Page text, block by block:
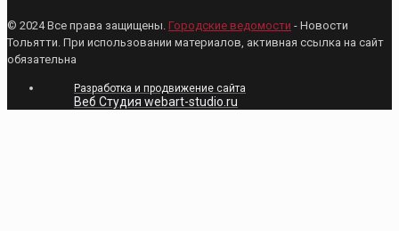
© 2024 Все права защищены. Городские ведомости - Новости
Тольятти. При использовании материалов, активная ссылка на сайт
обязательна
Разработка и продвижение сайта
Веб Студия webart-studio.ru